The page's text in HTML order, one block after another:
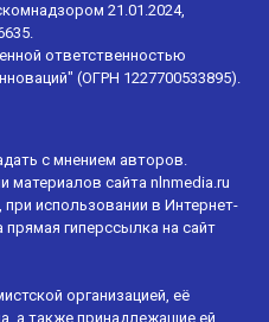
21.01.2024,
ответственностью
(ОГРН 1227700533895).
с мнением авторов.
материалов сайта nlnmedia.ru
использовании в Интернет-
прямая гиперссылка на сайт
организацией, её
а также принадлежащие ей